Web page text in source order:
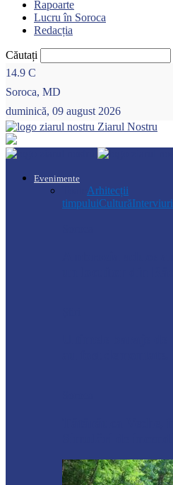
Rapoarte
Lucru în Soroca
Redacția
Căutați
14.9 C
Soroca, MD
duminică, 09 august 2026
Ziarul Nostru
Evenimente
Arhitecții
timpuluiCulturăInterviuri